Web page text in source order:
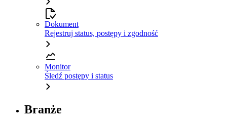
Dokument
Rejestruj status, postępy i zgodność
Monitor
Śledź postępy i status
Branże